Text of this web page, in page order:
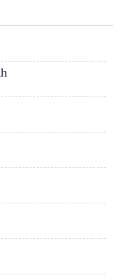
1(130) năm 2024
No. 5 (128) (2023)